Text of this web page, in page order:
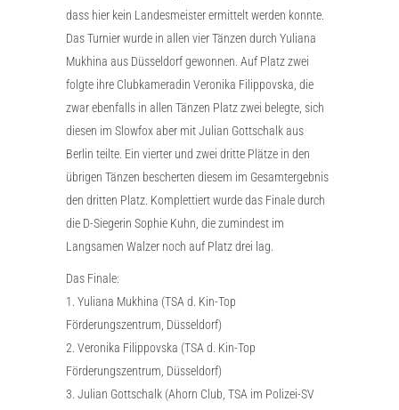
dass hier kein Landesmeister ermittelt werden konnte.
Das Turnier wurde in allen vier Tänzen durch Yuliana
Mukhina aus Düsseldorf gewonnen. Auf Platz zwei
folgte ihre Clubkameradin Veronika Filippovska, die
zwar ebenfalls in allen Tänzen Platz zwei belegte, sich
diesen im Slowfox aber mit Julian Gottschalk aus
Berlin teilte. Ein vierter und zwei dritte Plätze in den
übrigen Tänzen bescherten diesem im Gesamtergebnis
den dritten Platz. Komplettiert wurde das Finale durch
die D-Siegerin Sophie Kuhn, die zumindest im
Langsamen Walzer noch auf Platz drei lag.
Das Finale:
1. Yuliana Mukhina (TSA d. Kin-Top
Förderungszentrum, Düsseldorf)
2. Veronika Filippovska (TSA d. Kin-Top
Förderungszentrum, Düsseldorf)
3. Julian Gottschalk (Ahorn Club, TSA im Polizei-SV